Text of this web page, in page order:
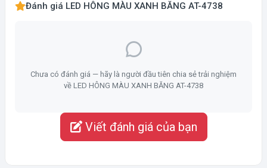
Đánh giá LED HÔNG MÀU XANH BĂNG AT-4738
Chưa có đánh giá — hãy là người đầu tiên chia sẻ trải nghiệm
về LED HÔNG MÀU XANH BĂNG AT-4738
Viết đánh giá của bạn